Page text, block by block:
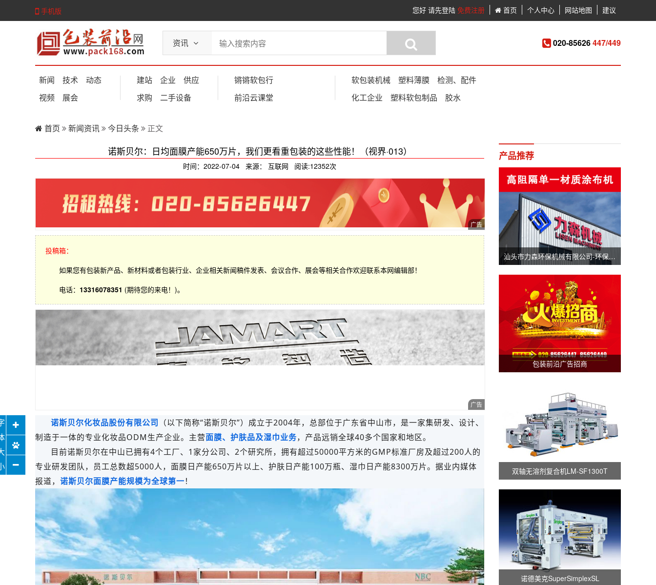
手机版 您好 请先登陆 免费注册 首页 个人中心 网站地图 建议
资讯 020-85626447/449
新闻 技术
动态
视频
展会
建站 企业
供应
求购
二手设备
锵锵软包行
前沿云课堂
软包装机械 塑料薄膜
检测、配件
化工企业
塑料软包制品 胶水
首页 新闻资讯 今日头条 正文
诺斯贝尔：日均面膜产能650万片，我们更看重包装的这些性能！（视界·013）
时间：2022-07-04 来源： 互联网 阅读:12352次
投稿箱：
如果您有包装新产品、新材料或者包装行业、企业相关新闻稿件发表、会议合作、展会等相关合作欢迎联系本网编辑部！
电话： 13316078351 (期待您的来电！)。
诺斯贝尔化妆品股份有限公司 （以下简称“诺斯贝尔”）成立于2004年，总部位于广东省中山市，是一家集研发、设计、
制造于一体的专业化妆品ODM生产企业。主营面膜、护肤品及湿巾业务，产品远销全球40多个国家和地区。
目前诺斯贝尔在中山已拥有4个工厂、1家分公司、2个研究所，拥有超过50000平方米的GMP标准厂房及超过200人的
专业研发团队，员工总数超5000人，面膜日产能650万片以上、护肤日产能100万瓶、湿巾日产能8300万片。据业内媒体
报道， 诺斯贝尔面膜产能规模为全球第一！
产品推荐
汕头市力森环保机械有限公司-环保分切机-汕头涂布机
包装前沿广告招商
双轴无溶剂复合机LM-SF1300T
诺德美克SuperSimplexSL